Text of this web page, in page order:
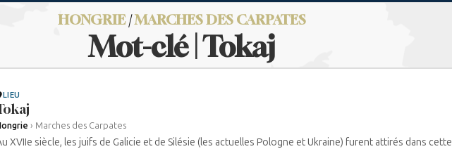
HONGRIE/MARCHES DES CARPATES
Mot-clé | Tokaj
LIEU
› Marches des Carpates
XVIIe siècle, les juifs de Galicie et de Silésie (les actuelles Pologne et Ukraine) furent attirés dans cette